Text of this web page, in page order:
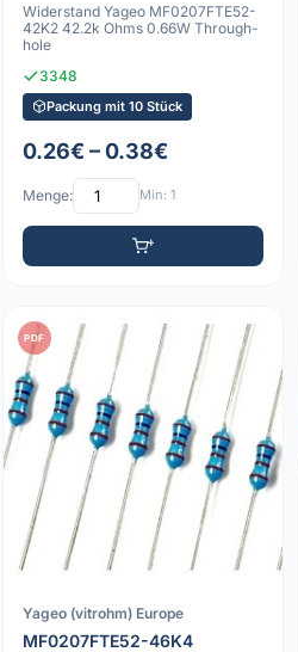
Widerstand Yageo MF0207FTE52-
42K2 42.2k Ohms 0.66W Through-
hole
3348
Packung mit 10 Stück
0.26€ – 0.38€
Menge: Min: 1
PDF
Yageo (vitrohm) Europe
MF0207FTE52-46K4